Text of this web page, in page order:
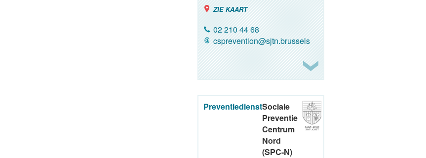
ZIE KAART
02 210 44 68
csprevention@sjtn.brussels
PreventiedienstSociale
Preventie
Centrum
Nord
(SPC-N)